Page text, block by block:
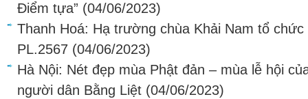
Điểm tựa” (04/06/2023)
Thanh Hoá: Hạ trường chùa Khải Nam tổ
PL.2567 (04/06/2023)
Hà Nội: Nét đẹp mùa Phật đản – mùa lễ hội
người dân Bằng Liệt (04/06/2023)